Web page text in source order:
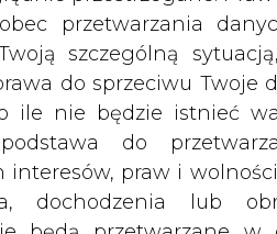
szczególną
do sprzeciwu Twoje
ile nie będzie istnieć
do
interesów, praw i
dochodzenia lub
będą przetwarzane w
zgłoszeniu sprzeciwu.
oznacza akceptację zasad korzystania